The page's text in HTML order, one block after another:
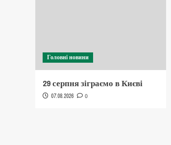
Головні новини
29 серпня зіграємо в Києві
07.08.2026 0